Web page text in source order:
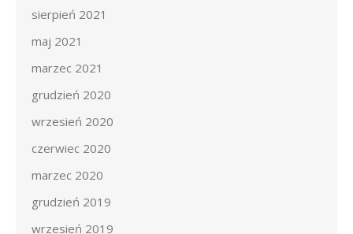
sierpień 2021
maj 2021
marzec 2021
grudzień 2020
wrzesień 2020
czerwiec 2020
marzec 2020
grudzień 2019
wrzesień 2019